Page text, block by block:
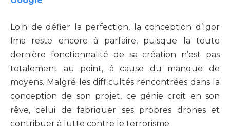
Loin de défier la perfection, la conception d’Igor
Ima reste encore à parfaire, puisque la toute
dernière fonctionnalité de sa création n’est pas
totalement au point, à cause du manque de
moyens. Malgré les difficultés rencontrées dans la
conception de son projet, ce génie croit en son
rêve, celui de fabriquer ses propres drones et
contribuer à lutte contre le terrorisme.